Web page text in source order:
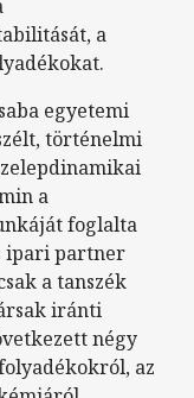
a
egyetemi
történelmi
a
foglalta
ipari partner
a tanszék
iránti
négy
az